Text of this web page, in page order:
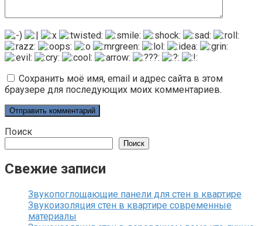
Сохранить моё имя, email и адрес сайта в этом
браузере для последующих моих комментариев.
Поиск
Поиск
Свежие записи
Звукопоглощающие панели для стен в квартире
Звукоизоляция стен в квартире современные
материалы